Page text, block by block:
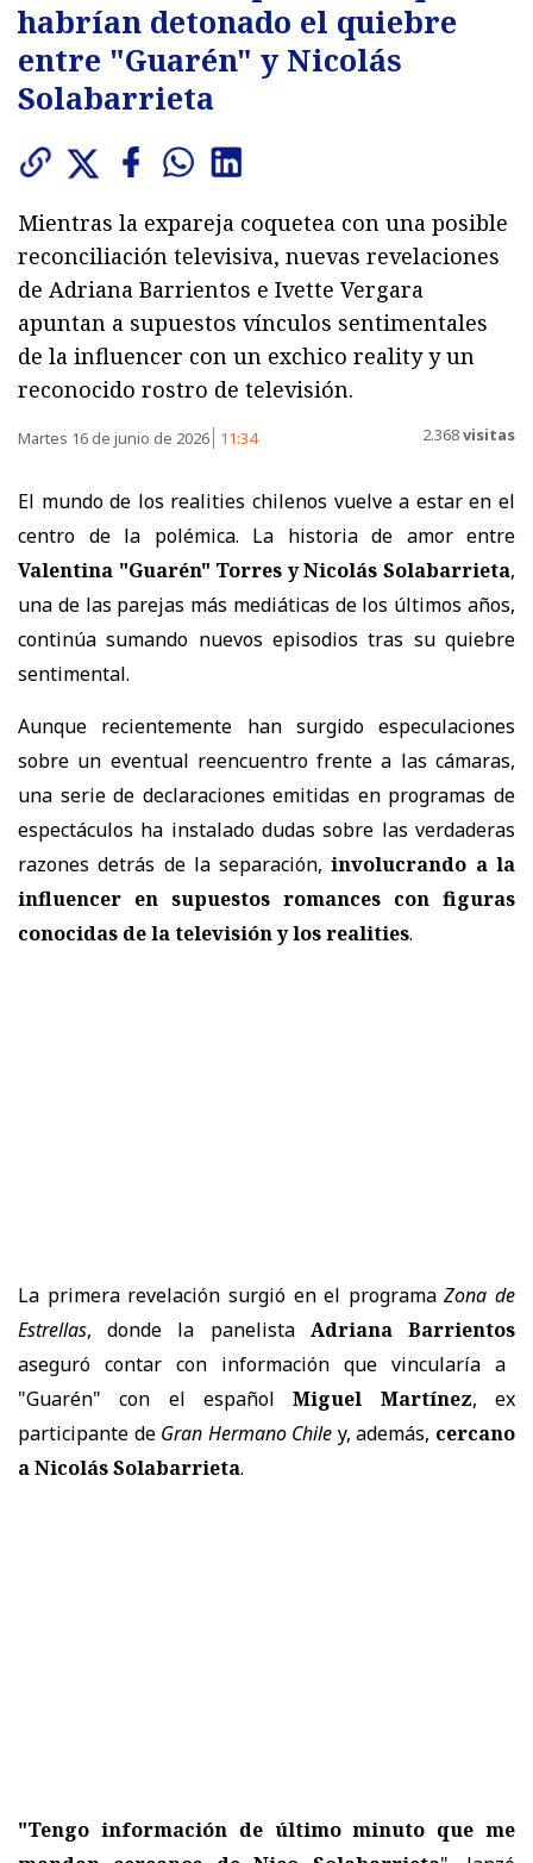
habrían detonado el quiebre
entre "Guarén" y Nicolás
Solabarrieta
Mientras la expareja coquetea con una posible
reconciliación televisiva, nuevas revelaciones
de Adriana Barrientos e Ivette Vergara
apuntan a supuestos vínculos sentimentales
de la influencer con un exchico reality y un
reconocido rostro de televisión.
Martes 16 de junio de 2026 11:34 2.368visitas
El mundo de los realities chilenos vuelve a estar en el
centro de la polémica. La historia de amor entre
Valentina "Guarén" Torres y Nicolás Solabarrieta,
una de las parejas más mediáticas de los últimos años,
continúa sumando nuevos episodios tras su quiebre
sentimental.
Aunque recientemente han surgido especulaciones
sobre un eventual reencuentro frente a las cámaras,
una serie de declaraciones emitidas en programas de
espectáculos ha instalado dudas sobre las verdaderas
razones detrás de la separación,involucrando a la
influencer en supuestos romances con figuras
conocidas de la televisión y los realities.
La primera revelación surgió en el programaZona de
Estrellas, donde la panelista Adriana Barrientos
aseguró contar con información que vincularía a
"Guarén" con el españolMiguel Martínez, ex
participante de Gran Hermano Chile y, además, cercano
a Nicolás Solabarrieta.
"Tengo información de último minuto que me